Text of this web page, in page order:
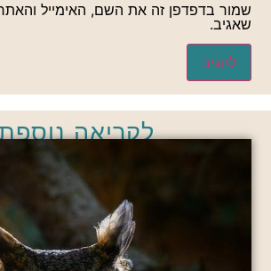
שמור בדפדפן זה את השם, האימייל
שאגיב.
לקריאה